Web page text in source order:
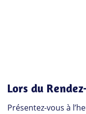
Lors du
Présentez-vous à